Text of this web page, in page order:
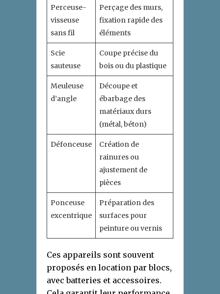
Perceuse-
visseuse
sans fil
Perçage des murs,
fixation rapide des
éléments
Scie
sauteuse
Coupe précise du
bois ou du plastique
Meuleuse
d’angle
Découpe et
ébarbage des
matériaux durs
(métal, béton)
Défonceuse
Création de
rainures ou
ajustement de
pièces
Ponceuse
excentrique
Préparation des
surfaces pour
peinture ou vernis
Ces appareils sont souvent
proposés en location par blocs,
avec batteries et accessoires.